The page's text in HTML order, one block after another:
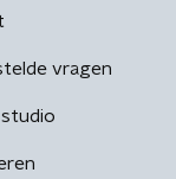
vragen